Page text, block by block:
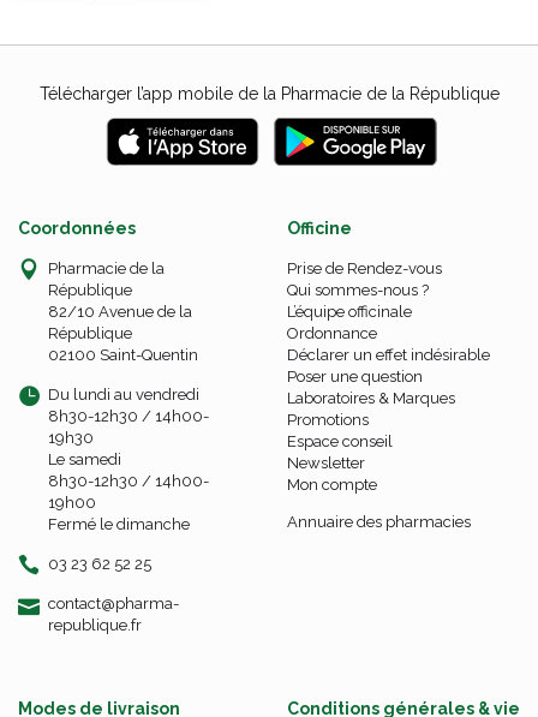
Télécharger l’app mobile de la Pharmacie de la République
Coordonnées
Pharmacie de la
République
82/10 Avenue de la
République
02100 Saint-Quentin
Du lundi au vendredi
8h30-12h30 / 14h00-
19h30
Le samedi
8h30-12h30 / 14h00-
19h00
Fermé le dimanche
03 23 62 52 25
contact-
@-
pharma-
republique.fr
Officine
Prise de Rendez-vous
Qui sommes-nous ?
L’équipe officinale
Ordonnance
Déclarer un effet indésirable
Poser une question
Laboratoires & Marques
Promotions
Espace conseil
Newsletter
Mon compte
Annuaire des pharmacies
Modes de livraison Conditions générales & vie